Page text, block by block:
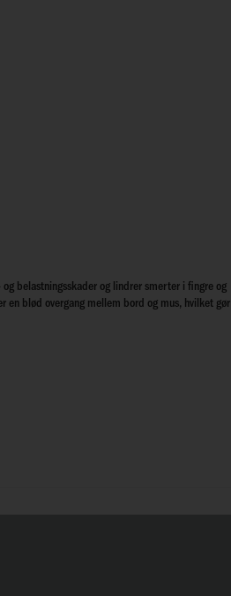
belastningsskader og lindrer smerter i fingre og
blød overgang mellem bord og mus, hvilket gør